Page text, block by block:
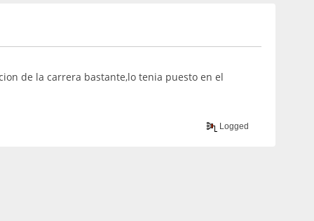
de la carrera bastante,lo tenia puesto en el
Logged